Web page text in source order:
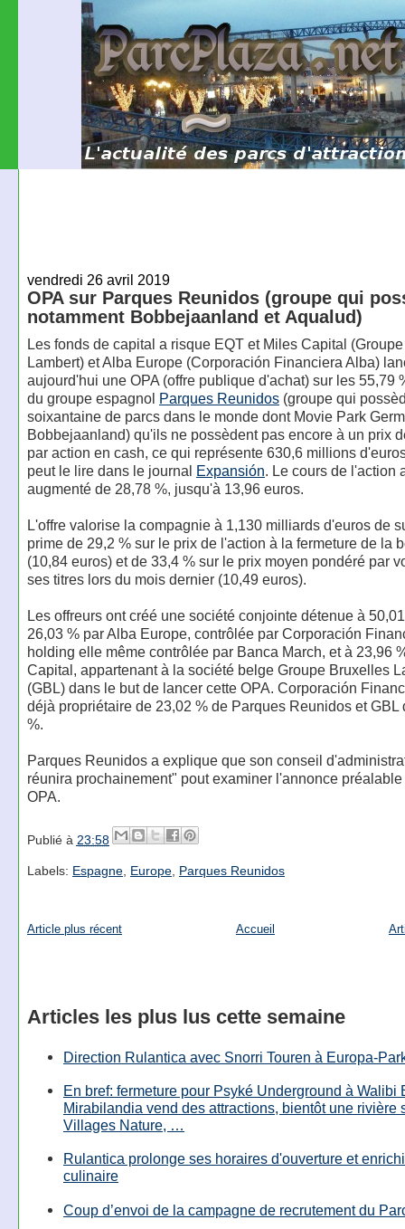
vendredi 26 avril 2019
OPA sur Parques Reunidos (groupe qui
notamment Bobbejaanland et Aqualud)
Les fonds de capital a risque EQT et Miles Capital
Lambert) et Alba Europe (Corporación Financiera Alba)
aujourd'hui une OPA (offre publique d'achat) sur les 55,79
du groupe espagnol Parques Reunidos(groupe qui
soixantaine de parcs dans le monde dont Movie Park
Bobbejaanland) qu'ils ne possèdent pas encore à un prix
par action en cash, ce qui représente 630,6 millions
peut le lire dans le journal Expansión. Le cours de l'action
augmenté de 28,78 %, jusqu'à 13,96 euros.
L'offre valorise la compagnie à 1,130 milliards d'euros de
prime de 29,2 % sur le prix de l'action à la fermeture de la
(10,84 euros) et de 33,4 % sur le prix moyen pondéré par
ses titres lors du mois dernier (10,49 euros).
Les offreurs ont créé une société conjointe détenue à
26,03 % par Alba Europe, contrôlée par Corporación
holding elle même contrôlée par Banca March, et à 23,96
Capital, appartenant à la société belge Groupe Bruxelles
(GBL) dans le but de lancer cette OPA. Corporación
déjà propriétaire de 23,02 % de Parques Reunidos et GBL
%.
Parques Reunidos a explique que son conseil
réunira prochainement" pout examiner l'annonce préalable
OPA.
Publié à 23:58
Labels: Espagne, Europe, Parques Reunidos
Article plus récent Accueil
Articles les plus lus cette semaine
Direction Rulantica avec Snorri Touren à Europa-
En bref: fermeture pour Psyké Underground à Walibi
Mirabilandia vend des attractions, bientôt une rivière
Villages Nature, …
Rulantica prolonge ses horaires d'ouverture et
culinaire
Coup d’envoi de la campagne de recrutement du